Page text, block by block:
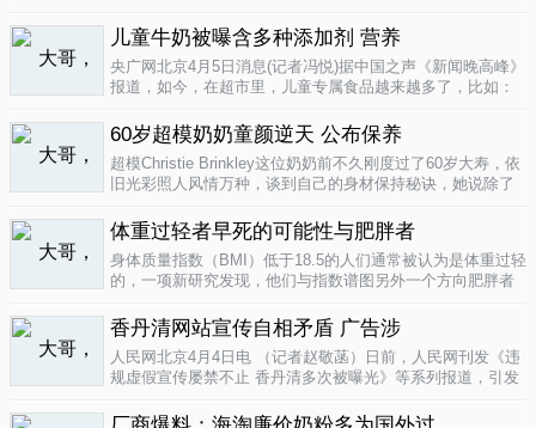
示，孩子应该尽量少喝。超市儿童牛奶添加剂高达10种昨
天，重庆晨报记者在杨家坪..
儿童牛奶被曝含多种添加剂 营养
央广网北京4月5日消息(记者冯悦)据中国之声《新闻晚高峰》
报道，如今，在超市里，儿童专属食品越来越多了，比如：
非常独特，因此，备受孩子们和家长的喜爱。然而，一些营
养专家指出，儿童牛奶比普通..
60岁超模奶奶童颜逆天 公布保养
超模Christie Brinkley这位奶奶前不久刚度过了60岁大寿，依
旧光彩照人风情万种，谈到自己的身材保持秘诀，她说除了
外，从12岁开始她就是个素食主义者，早餐吃燕麦粥加果
酱，午餐豆子..
体重过轻者早死的可能性与肥胖者
身体质量指数（BMI）低于18.5的人们通常被认为是体重过轻
的，一项新研究发现，他们与指数谱图另外一个方向肥胖者
（如果是粗略的）整体健康指标的可靠性。这个测量值反映
一个人的高度与重量的比..
香丹清网站宣传自相矛盾 广告涉
人民网北京4月4日电 （记者赵敬菡）日前，人民网刊发《违
规虚假宣传屡禁不止 香丹清多次被曝光》等系列报道，引发
官方销售网站存在备案信息不明、涉嫌违规发布广告、宣传